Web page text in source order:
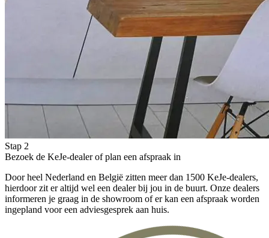
Stap 2
Bezoek de KeJe-dealer of plan een afspraak in
Door heel Nederland en België zitten meer dan 1500 KeJe-dealers,
hierdoor zit er altijd wel een dealer bij jou in de buurt. Onze dealers
informeren je graag in de showroom of er kan een afspraak worden
ingepland voor een adviesgesprek aan huis.